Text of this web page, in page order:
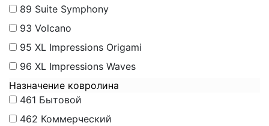
89 Suite Symphony
93 Volcano
95 XL Impressions Origami
96 XL Impressions Waves
Назначение ковролина
461 Бытовой
462 Коммерческий